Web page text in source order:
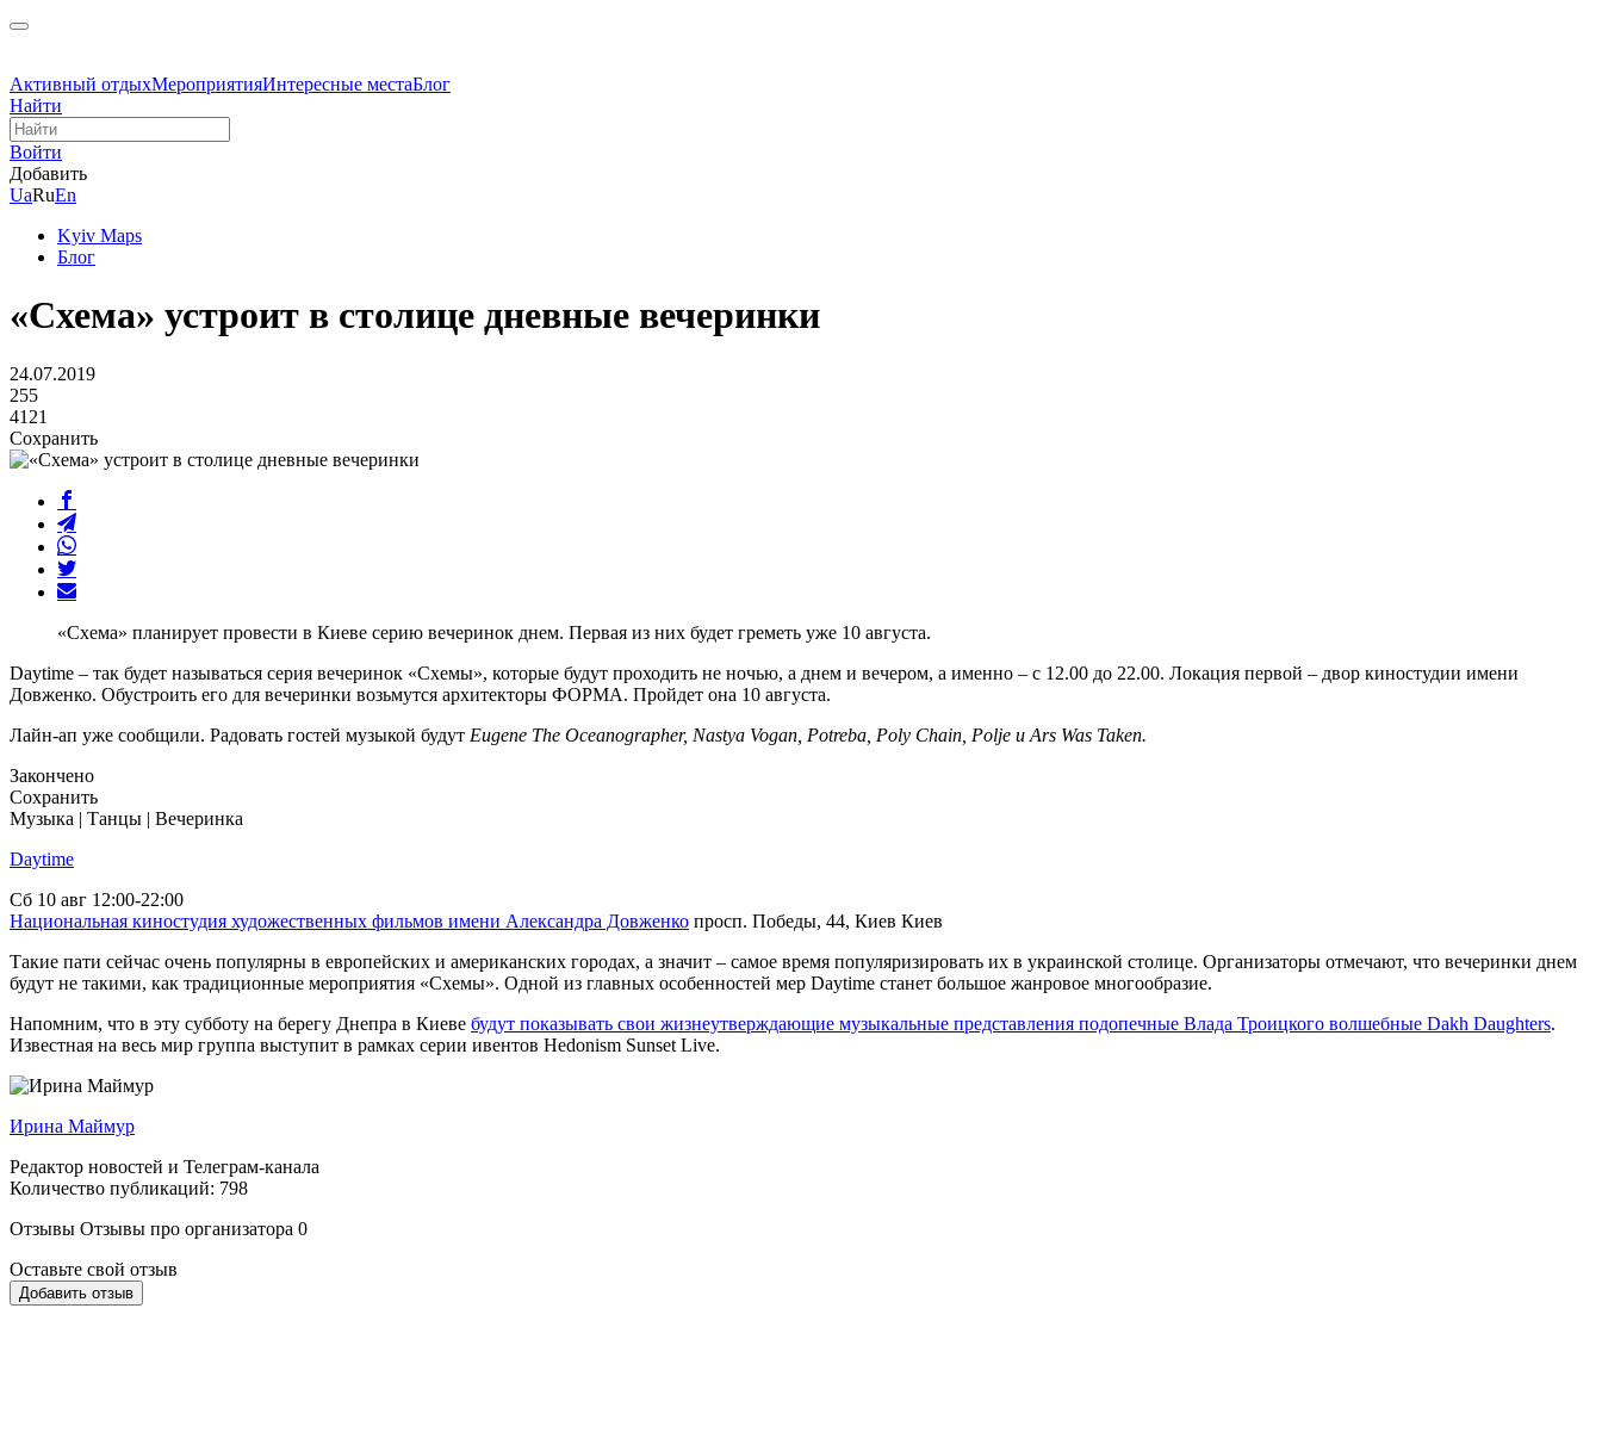
Активный отдыхМероприятияИнтересные местаБлог
Найти
Войти
Добавить
UaRuEn
Kyiv Maps
Блог
«Схема» устроит в столице дневные вечеринки
24.07.2019
255
4121
Сохранить
«Схема» планирует провести в Киеве серию вечеринок днем. Первая из них будет греметь уже 10 августа.
Daytime – так будет называться серия вечеринок «Схемы», которые будут проходить не ночью, а днем ​​и вечером, а именно – с 12.00 до 22.00. Локация первой – двор киностудии имени
Довженко. Обустроить его для вечеринки возьмутся архитекторы ФОРМА. Пройдет она 10 августа.
Лайн-ап уже сообщили. Радовать гостей музыкой будут Eugene The Oceanographer, Nastya Vogan, Potreba, Poly Chain, Polje и Ars Was Taken.
Закончено
Сохранить
Музыка | Танцы | Вечеринка
Daytime
Сб 10 авг 12:00-22:00
Национальная киностудия художественных фильмов имени Александра Довженко просп. Победы, 44, Киев Киев
Такие пати сейчас очень популярны в европейских и американских городах, а значит – самое время популяризировать их в украинской столице. Организаторы отмечают, что вечеринки днем ​​
будут не такими, как традиционные мероприятия «Схемы». Одной из главных особенностей мер Daytime станет большое жанровое многообразие.
Напомним, что в эту субботу на берегу Днепра в Киеве будут показывать свои жизнеутверждающие музыкальные представления подопечные Влада Троицкого волшебные Dakh Daughters.
Известная на весь мир группа выступит в рамках серии ивентов Hedonism Sunset Live.
Ирина Маймур
Редактор новостей и Телеграм-канала
Количество публикаций: 798
Отзывы Отзывы про организатора 0
Оставьте свой отзыв
Добавить отзыв